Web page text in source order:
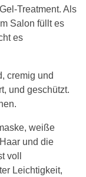
Treatment. Als
Salon füllt es
es
cremig und
und geschützt.
weiße
und die
voll
Leichtigkeit,